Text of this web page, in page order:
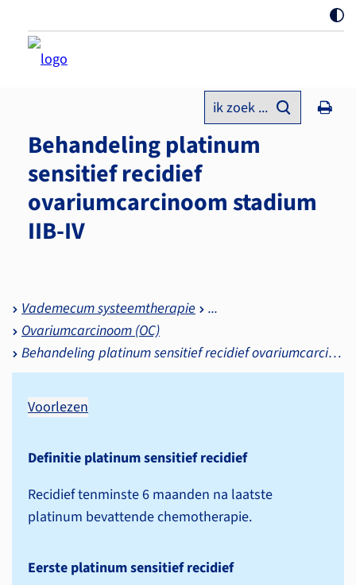
ik zoek ...
Behandeling platinum
sensitief recidief
ovariumcarcinoom stadium
IIB-IV
Vademecum systeemtherapie
Ovariumcarcinoom (OC)
Behandeling platinum sensitief recidief ovariumcarcinoom stadium IIB-IV
Voorlezen
Definitie platinum sensitief recidief
Recidief tenminste 6 maanden na laatste
platinum bevattende chemotherapie.
Eerste platinum sensitief recidief